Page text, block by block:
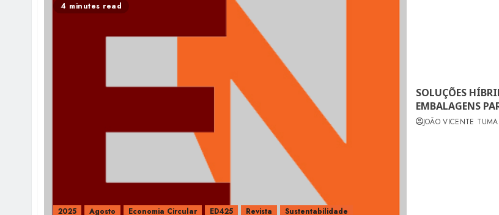
4 minutes read
2025 Agosto Economia Circular ED425 Revista Sustentabilidade
SOLUÇÕES
EMBALAGENS
JOÃO VICENTE TUMA